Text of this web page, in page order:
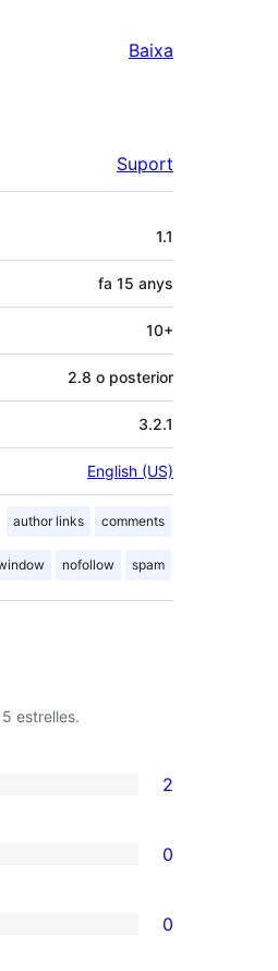
Baixa
Suport
1.1
fa 15 anys
10+
2.8 o posterior
3.2.1
English (US)
author links comments
nofollow spam
estrelles.
2
0
0